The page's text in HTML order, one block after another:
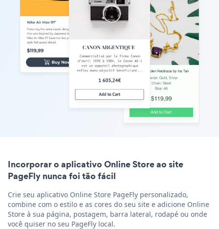
Incorporar o aplicativo Online Store ao site
PageFly nunca foi tão fácil
Crie seu aplicativo Online Store PageFly personalizado,
combine com o estilo e as cores do seu site e adicione Online
Store à sua página, postagem, barra lateral, rodapé ou onde
você quiser no seu PageFly local.